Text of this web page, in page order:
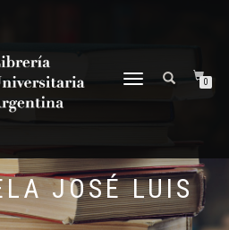
NAVEGACIÓN
0
JOSÉ LUIS